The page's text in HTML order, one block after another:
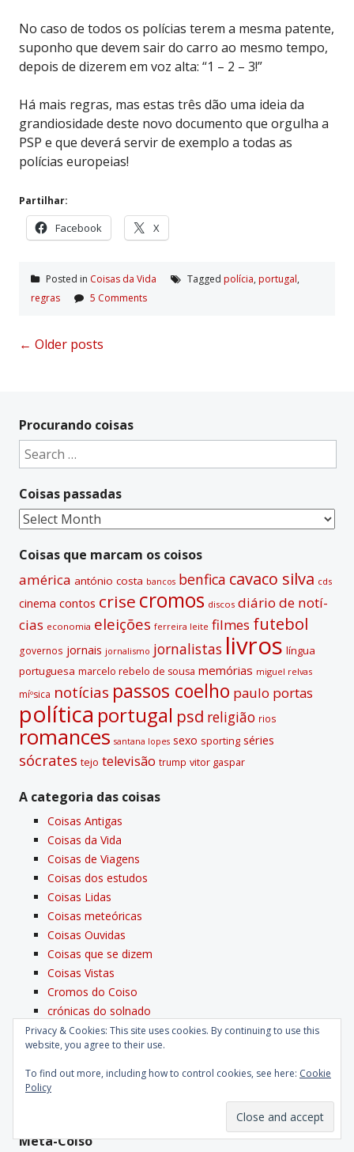
No caso de todos os polícias terem a mesma patente,
suponho que devem sair do carro ao mesmo tempo,
depois de dizerem em voz alta: “1 – 2 – 3!”
Há mais regras, mas estas três dão uma ideia da
grandiosidade deste novo documento que orgulha a
PSP e que deverá servir de exemplo a todas as
polícias europeias!
Partilhar:
Facebook X
Posted in Coisas da Vida Tagged polí­cia, portugal,
regras
5 Comments
Posts
← Older posts
Procurando coisas
Search
for:
Coisas passadas
Coisas
Coisas que marcam os coisos
américa antónio costa bancos benfica cavaco silva cds
cinema contos crise cromos discos diário de notí­
cias economia eleições ferreira leite filmes futebol
governos jornais jornalismo jornalistas livros lí­ngua
portuguesa marcelo rebelo de sousa memórias miguel relvas
míºsica notí­cias passos coelho paulo portas
polí­tica portugal psd religião rios
romances santana lopes sexo sporting séries
sócrates tejo televisão trump vitor gaspar
A categoria das coisas
Coisas Antigas
Coisas da Vida
Coisas de Viagens
Coisas dos estudos
Coisas Lidas
Coisas meteóricas
Coisas Ouvidas
Coisas que se dizem
Coisas Vistas
Cromos do Coiso
crónicas do solnado
histórias desgraçadas
Histórias pouco clí­nicas
Memórias de um Ex-Fumador
tejo
Meta-Coiso
Privacy & Cookies: This site uses cookies. By continuing to use this
website, you agree to their use.
To find out more, including how to control cookies, see here: Cookie
Policy